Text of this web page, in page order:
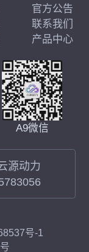
A9微信
源动力
官方公告
联系我们
产品中心
号-1